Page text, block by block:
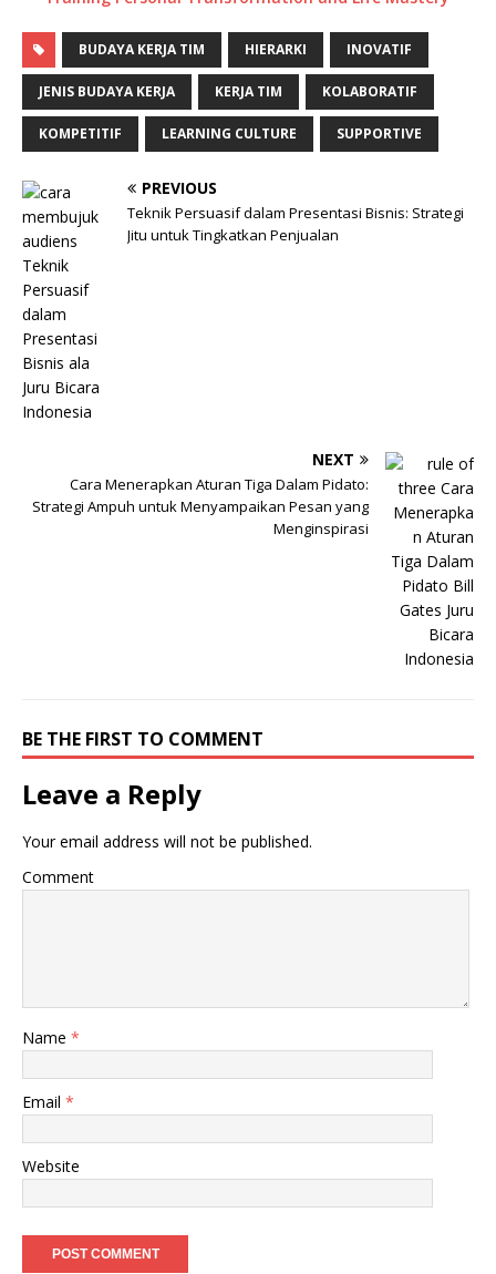
BUDAYA KERJA TIM HIERARKI INOVATIF
JENIS BUDAYA KERJA KERJA TIM KOLABORATIF
KOMPETITIF LEARNING CULTURE SUPPORTIVE
PREVIOUS
Teknik Persuasif dalam Presentasi Bisnis: Strategi
Jitu untuk Tingkatkan Penjualan
NEXT
Cara Menerapkan Aturan Tiga Dalam Pidato:
Strategi Ampuh untuk Menyampaikan Pesan yang
Menginspirasi
BE THE FIRST TO COMMENT
Leave a Reply
Your email address will not be published.
Comment
Name *
Email *
Website